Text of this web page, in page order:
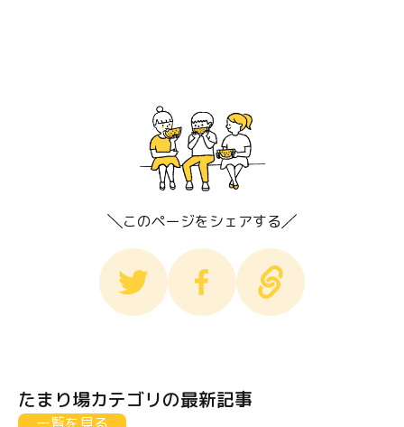
このページをシェアする
たまり場カテゴリの最新記事